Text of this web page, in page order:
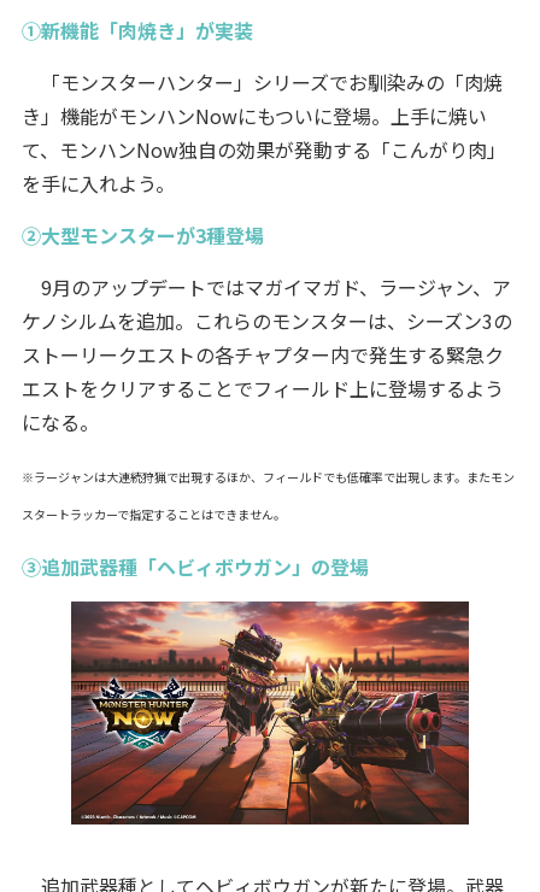
①新機能「肉焼き」が実装
「モンスターハンター」シリーズでお馴染みの「肉焼
き」機能がモンハンNowにもついに登場。上手に焼い
て、モンハンNow独自の効果が発動する「こんがり肉」
を手に入れよう。
②大型モンスターが3種登場
9月のアップデートではマガイマガド、ラージャン、ア
ケノシルムを追加。これらのモンスターは、シーズン3の
ストーリークエストの各チャプター内で発生する緊急ク
エストをクリアすることでフィールド上に登場するよう
になる。
※ラージャンは大連続狩猟で出現するほか、フィールドでも低確率で出現します。またモン
スタートラッカーで指定することはできません。
③追加武器種「ヘビィボウガン」の登場